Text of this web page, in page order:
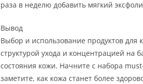
раза в неделю добавить мягкий
Вывод
Выбор и использование продуктов для
структурой ухода и концентрацией на
состояния кожи. Начните с набора
заметите, как кожа станет более